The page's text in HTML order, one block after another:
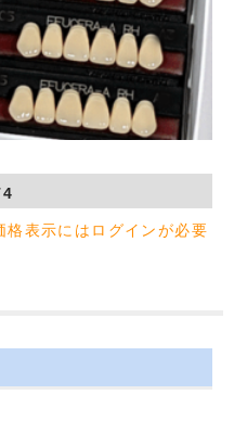
格表示にはログインが必要